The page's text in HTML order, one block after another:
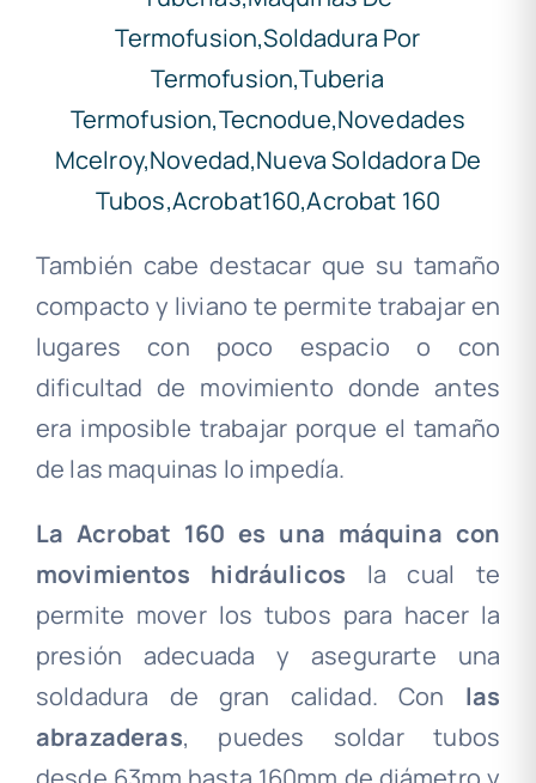
También cabe destacar que su tamaño
compacto y liviano te permite trabajar en
lugares con poco espacio o con
dificultad de movimiento donde antes
era imposible trabajar porque el tamaño
de las maquinas lo impedía.
La Acrobat 160 es una máquina con
movimientos hidráulicos la cual te
permite mover los tubos para hacer la
presión adecuada y asegurarte una
soldadura de gran calidad. Con las
abrazaderas, puedes soldar tubos